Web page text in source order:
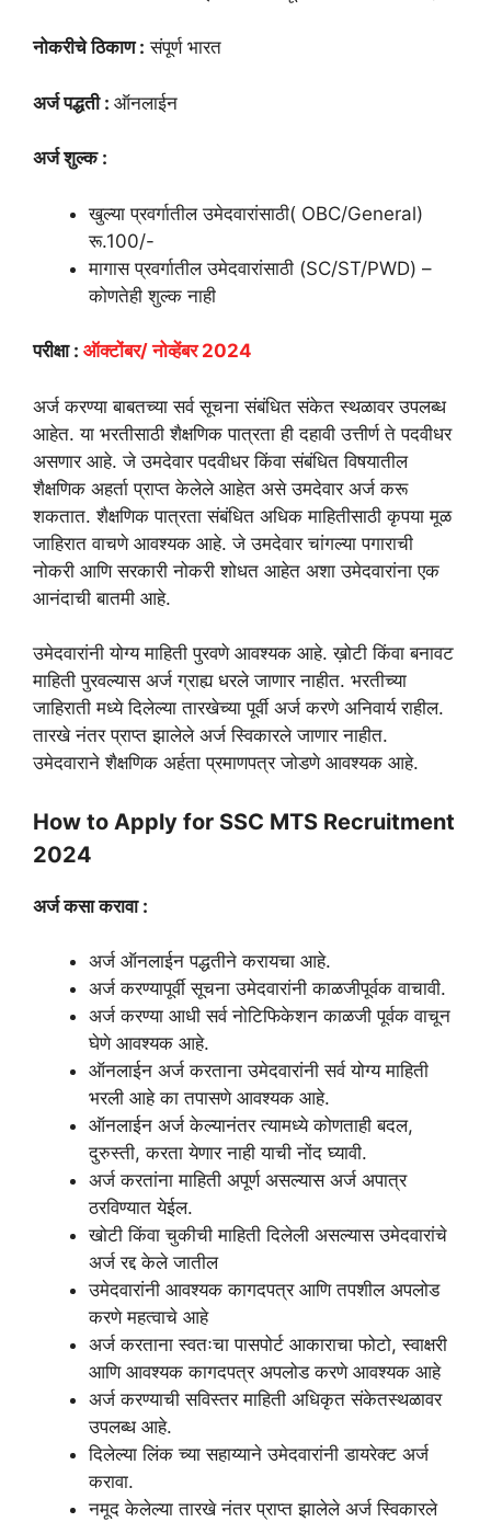
नोकरीचे ठिकाण : संपूर्ण भारत
अर्ज पद्धती : ऑनलाईन
अर्ज शुल्क :
खुल्या प्रवर्गातील उमेदवारांसाठी( OBC/General)
रू.100/-
मागास प्रवर्गातील उमेदवारांसाठी (SC/ST/PWD) –
कोणतेही शुल्क नाही
परीक्षा : ऑक्टोंबर/ नोव्हेंबर2024
अर्ज करण्या बाबतच्या सर्व सूचना संबंधित संकेत स्थळावर उपलब्ध
आहेत. या भरतीसाठी शैक्षणिक पात्रता ही दहावी उत्तीर्ण ते पदवीधर
असणार आहे. जे उमदेवार पदवीधर किंवा संबंधित विषयातील
शैक्षणिक अहर्ता प्राप्त केलेले आहेत असे उमदेवार अर्ज करू
शकतात. शैक्षणिक पात्रता संबंधित अधिक माहितीसाठी कृपया मूळ
जाहिरात वाचणे आवश्यक आहे. जे उमदेवार चांगल्या पगाराची
नोकरी आणि सरकारी नोकरी शोधत आहेत अशा उमेदवारांना एक
आनंदाची बातमी आहे.
उमेदवारांनी योग्य माहिती पुरवणे आवश्यक आहे. ख़ोटी किंवा बनावट
माहिती पुरवल्यास अर्ज ग्राह्य धरले जाणार नाहीत. भरतीच्या
जाहिराती मध्ये दिलेल्या तारखेच्या पूर्वी अर्ज करणे अनिवार्य राहील.
तारखे नंतर प्राप्त झालेले अर्ज स्विकारले जाणार नाहीत.
उमेदवाराने शैक्षणिक अर्हता प्रमाणपत्र जोडणे आवश्यक आहे.
How to Apply for SSC MTS Recruitment
2024
अर्ज कसा करावा :
अर्ज ऑनलाईन पद्धतीने करायचा आहे.
अर्ज करण्यापूर्वी सूचना उमेदवारांनी काळजीपूर्वक वाचावी.
अर्ज करण्या आधी सर्व नोटिफिकेशन काळजी पूर्वक वाचून
घेणे आवश्यक आहे.
ऑनलाईन अर्ज करताना उमेदवारांनी सर्व योग्य माहिती
भरली आहे का तपासणे आवश्यक आहे.
ऑनलाईन अर्ज केल्यानंतर त्यामध्ये कोणताही बदल,
दुरुस्ती, करता येणार नाही याची नोंद घ्यावी.
अर्ज करतांना माहिती अपूर्ण असल्यास अर्ज अपात्र
ठरविण्यात येईल.
खोटी किंवा चुकीची माहिती दिलेली असल्यास उमेदवारांचे
अर्ज रद्द केले जातील
उमेदवारांनी आवश्यक कागदपत्र आणि तपशील अपलोड
करणे महत्वाचे आहे
अर्ज करताना स्वतःचा पासपोर्ट आकाराचा फोटो, स्वाक्षरी
आणि आवश्यक कागदपत्र अपलोड करणे आवश्यक आहे
अर्ज करण्याची सविस्तर माहिती अधिकृत संकेतस्थळावर
उपलब्ध आहे.
दिलेल्या लिंक च्या सहाय्याने उमेदवारांनी डायरेक्ट अर्ज
करावा.
नमूद केलेल्या तारखे नंतर प्राप्त झालेले अर्ज स्विकारले